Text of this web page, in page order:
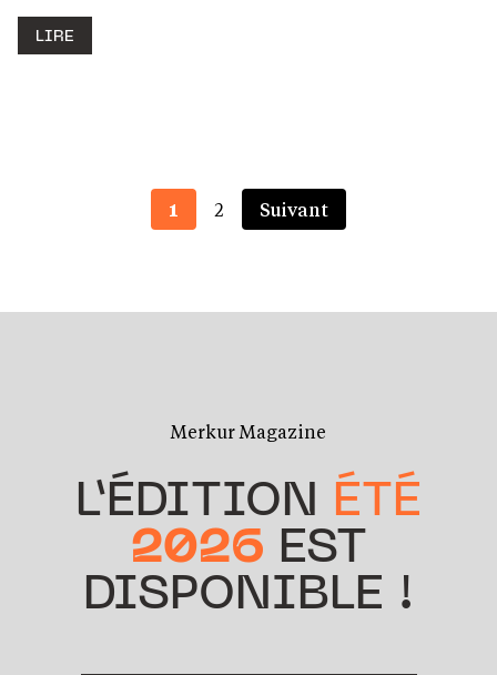
LIRE
1 2 Suivant
Merkur Magazine
L’ÉDITION ÉTÉ
2026 EST
DISPONIBLE !